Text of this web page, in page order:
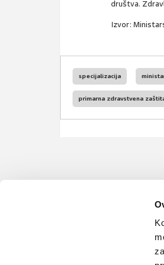
društva.
Izvor:
specijalizacija
primarna zdravstvena